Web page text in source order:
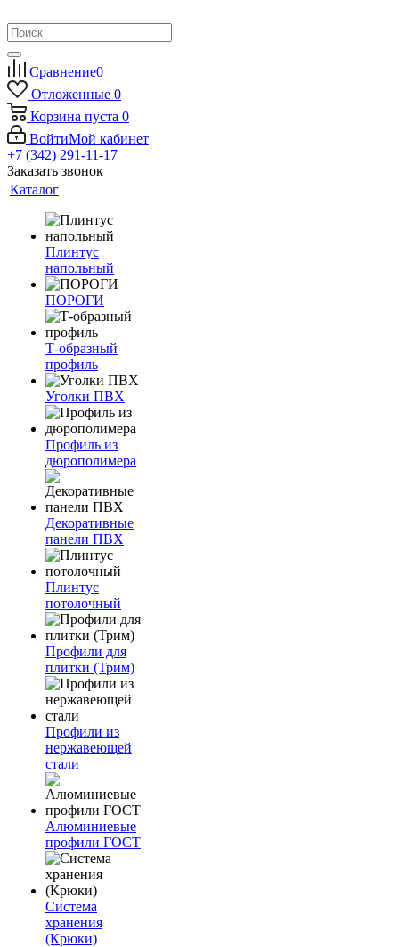
Сравнение0
Отложенные 0
Корзина пуста 0
ВойтиМой кабинет
+7 (342) 291-11-17
Заказать звонок
Каталог
Плинтус
напольный
ПОРОГИ
Т-образный
профиль
Уголки ПВХ
Профиль из
дюрополимера
Декоративные
панели ПВХ
Плинтус
потолочный
Профили для
плитки (Трим)
Профили из
нержавеющей
стали
Алюминиевые
профили ГОСТ
Система
хранения
(Крюки)